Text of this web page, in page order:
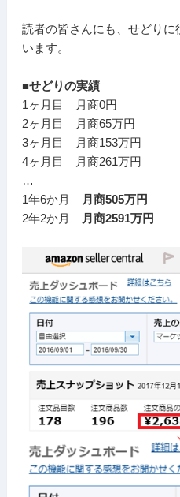
読者の皆さんにも、せどり
います。
■せどりの実績
1ヶ月目 月商0円
2ヶ月目 月商65万円
3ヶ月目 月商153万円
4ヶ月目 月商261万円
…
1年6か月
月商505万円
2年2か月
月商2591万円